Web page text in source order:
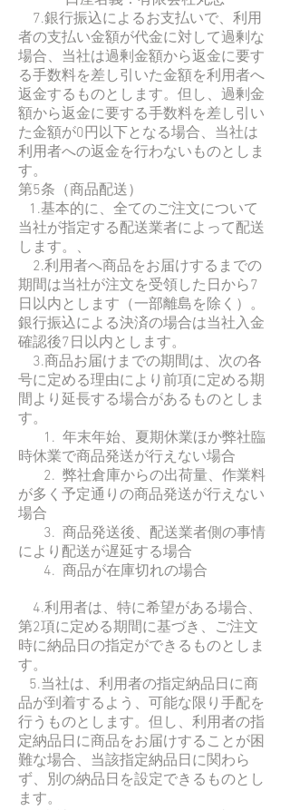
7.銀行振込によるお支払いで、利用
者の支払い金額が代金に対して過剰な
場合、当社は過剰金額から返金に要す
る手数料を差し引いた金額を利用者へ
返金するものとします。但し、過剰金
額から返金に要する手数料を差し引い
た金額が0円以下となる場合、当社は
利用者への返金を行わないものとしま
す。
第5条（商品配送）
1.基本的に、全てのご注文について
当社が指定する配送業者によって配送
します。、
2.利用者へ商品をお届けするまでの
期間は当社が注文を受領した日から7
日以内とします（一部離島を除く）。
銀行振込による決済の場合は当社入金
確認後7日以内とします。
3.商品お届けまでの期間は、次の各
号に定める理由により前項に定める期
間より延長する場合があるものとしま
す。
1. 年末年始、夏期休業ほか弊社臨
時休業で商品発送が行えない場合
2. 弊社倉庫からの出荷量、作業料
が多く予定通りの商品発送が行えない
場合
3. 商品発送後、配送業者側の事情
により配送が遅延する場合
4. 商品が在庫切れの場合
4.利用者は、特に希望がある場合、
第2項に定める期間に基づき、ご注文
時に納品日の指定ができるものとしま
す。
5.当社は、利用者の指定納品日に商
品が到着するよう、可能な限り手配を
行うものとします。但し、利用者の指
定納品日に商品をお届けすることが困
難な場合、当該指定納品日に関わら
ず、別の納品日を設定できるものとし
ます。